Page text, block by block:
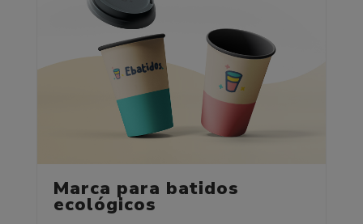
Marca para batidos
ecológicos